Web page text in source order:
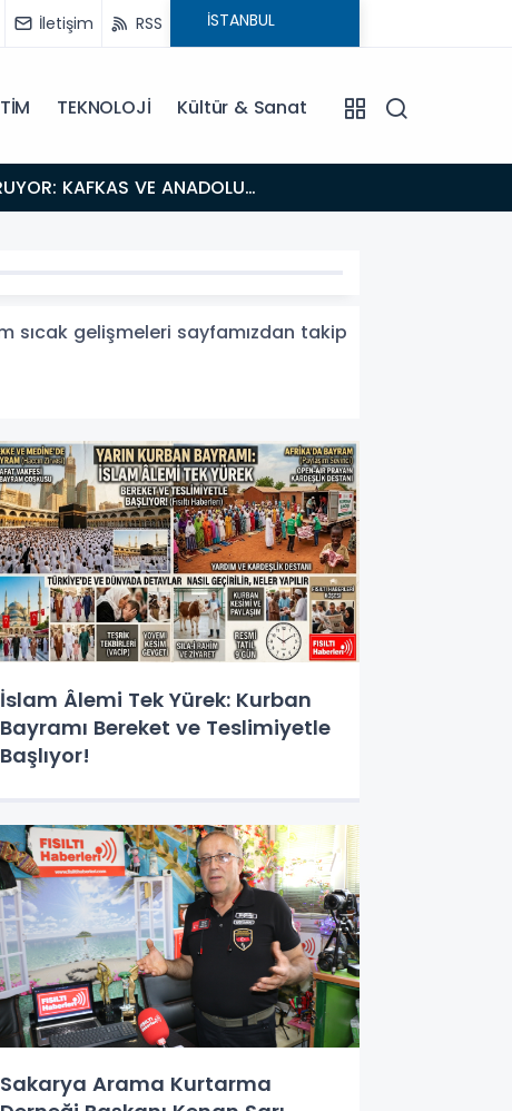
İletişim RSS
TEKNOLOJİ Kültür & Sanat
sıcak gelişmeleri sayfamızdan takip
İslam Âlemi Tek Yürek: Kurban
Bayramı Bereket ve Teslimiyetle
Başlıyor!
Sakarya Arama Kurtarma